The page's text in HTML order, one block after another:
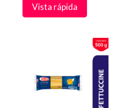
desde
hasta
$960.00
Vista rápida